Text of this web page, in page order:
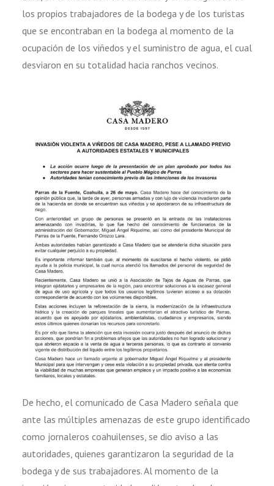
los propios trabajadores de la bodega y de los turistas
que se encontraban en la bodega al momento de la
ocupación de los viñedos y el suministro de agua, el cual
desviaron en su totalidad hacia ranchos vecinos.
De hecho, el comunicado de Casa Madero señala que
ante las múltiples amenazas de este grupo identificado
como jornaleros coahuilenses, se dio aviso a las
autoridades, quienes garantizaron la seguridad de la
bodega y de sus trabajadores. Al momento de la